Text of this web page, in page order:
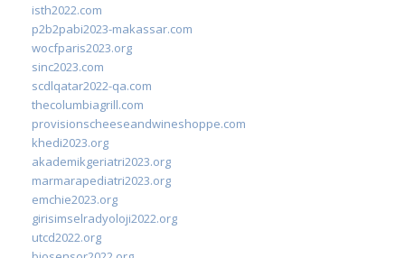
isth2022.com
p2b2pabi2023-makassar.com
wocfparis2023.org
sinc2023.com
scdlqatar2022-qa.com
thecolumbiagrill.com
provisionscheeseandwineshoppe.com
khedi2023.org
akademikgeriatri2023.org
marmarapediatri2023.org
emchie2023.org
girisimselradyoloji2022.org
utcd2022.org